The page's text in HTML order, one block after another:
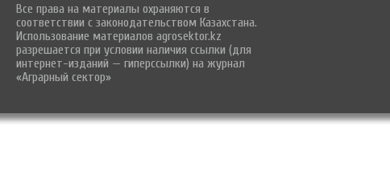
Все права на материалы охраняются в
соответствии с законодательством Казахстана.
Использование материалов agrosektor.kz
разрешается при условии наличия ссылки (для
интернет-изданий — гиперссылки) на журнал
«Аграрный сектор»